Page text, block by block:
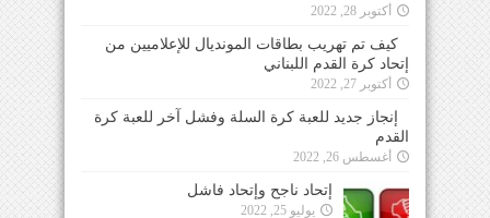
أكتوبر 28, 2022
كيف تم تهريب بطاقات المونديال للإعلاميين من
إتحاد كرة القدم اللبناني
أكتوبر 27, 2022
إنجاز جديد للعبة كرة السلة وفشل آخر للعبة كرة
القدم
أغسطس 26, 2022
إتحاد ناجح وإتحاد فاشل
يوليو 25, 2022